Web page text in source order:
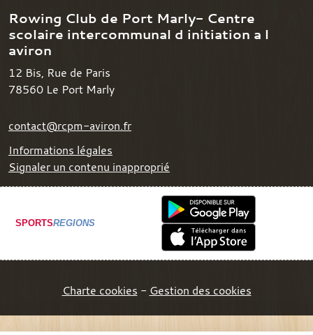
Rowing Club de Port Marly- Centre
scolaire intercommunal d initiation a l
aviron
12 Bis, Rue de Paris
78560 Le Port Marly
contact@rcpm-aviron.fr
Informations légales
Signaler un contenu inapproprié
SPORTSREGIONS
Charte cookies Gestion des cookies